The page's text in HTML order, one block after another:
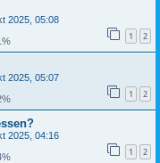
2025, 05:08
1 2
2025, 05:07
1 2
2025, 04:16
1 2